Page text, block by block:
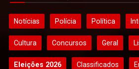
Notícias Polícia Política
Cultura Concursos Geral
Eleições 2026 Classificados